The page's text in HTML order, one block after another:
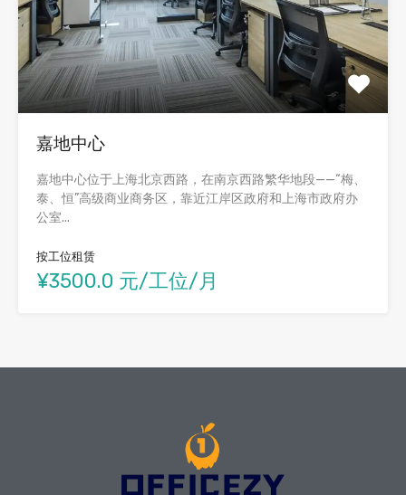
嘉地中心
嘉地中心位于上海北京西路，在南京西路繁华地段——“梅、
泰、恒”高级商业商务区，靠近江岸区政府和上海市政府办
公室...
按工位租赁
¥3500.0 元/工位/月